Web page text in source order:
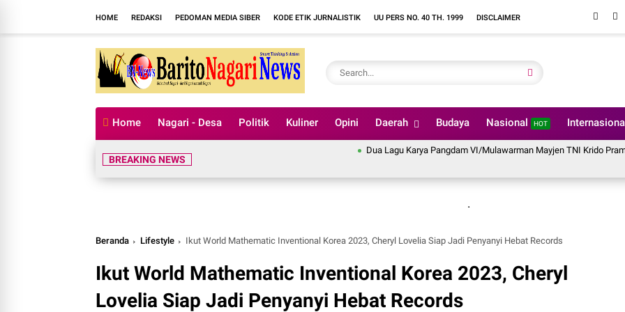
HOME REDAKSI PEDOMAN MEDIA SIBER KODE ETIK JURNALISTIK UU PERS NO. 40 TH. 1999 DISCLAIMER
Home Nagari - Desa Politik Kuliner Opini Daerah Budaya Nasional HOT
BREAKING NEWS
Dua Lagu Karya Pangdam VI/Mulawarman Mayjen TNI Krido Pramono
.
Beranda Lifestyle Ikut World Mathematic Inventional Korea 2023, Cheryl Lovelia Siap Jadi Penyanyi Hebat Records
Ikut World Mathematic Inventional Korea 2023, Cheryl
Lovelia Siap Jadi Penyanyi Hebat Records